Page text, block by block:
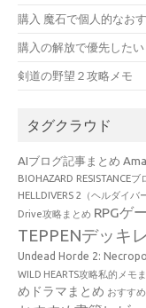
購入 魔石で個人的なお
購入の解放で優先した
剣道の野望２攻略メモ
タグクラウド
AIブログ記事まとめ
BIOHAZARD RESISTANCEブ
HELLDIVERS 2（ヘルダイバ
Drive攻略まとめ RPGゲ
TEPPENデッキ
Undead Horde 2:
WILD HEARTS攻略私的メモ
めドラマまとめ おすす